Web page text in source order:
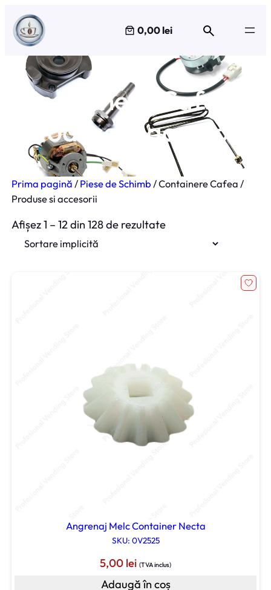
Sari
conținut
0,00 lei
Containere Cafea /
Produse si accesorii
Prima pagină / Piese de Schimb / Containere Cafea /
Produse si accesorii
Afișez 1 – 12 din 128 de rezultate
Angrenaj Melc Container Necta
SKU: 0V2525
5,00 lei (TVA inclus)
Adaugă în coș